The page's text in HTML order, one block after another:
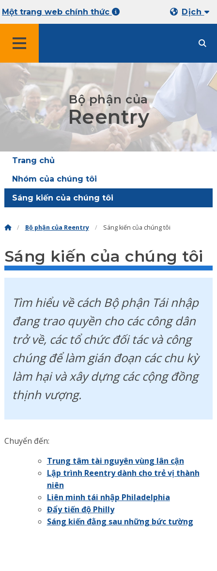
Một trang web chính thức Dịch
Bộ phận của
Reentry
Trang chủ
Nhóm của chúng tôi
Sáng kiến của chúng tôi
Bộ phận của Reentry Sáng kiến của chúng tôi
Sáng kiến của chúng tôi
Tìm hiểu về cách Bộ phận Tái nhập
đang trao quyền cho các công dân
trở về, các tổ chức đối tác và công
chúng để làm gián đoạn các chu kỳ
làm hại và xây dựng các cộng đồng
thịnh vượng.
Chuyển đến:
Trung tâm tài nguyên vùng lân cận
Lập trình Reentry dành cho trẻ vị thành
niên
Liên minh tái nhập Philadelphia
Đẩy tiến độ Philly
Sáng kiến đằng sau những bức tường